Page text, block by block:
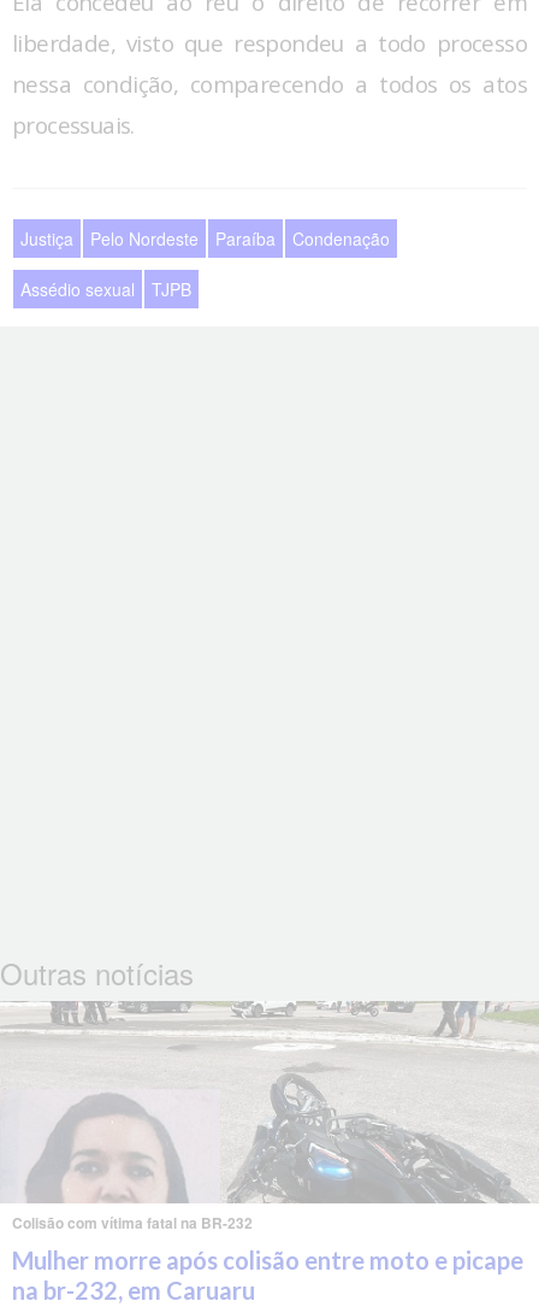
liberdade, visto que respondeu a todo processo
nessa condição, comparecendo a todos os atos
processuais.
Justiça Pelo Nordeste Paraíba Condenação
Assédio sexual TJPB
Outras notícias
Colisão com vítima fatal na BR-232
Mulher morre após colisão entre moto e picape
na br-232, em Caruaru